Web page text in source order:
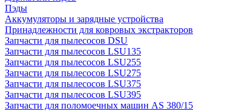
Пэды
Аккумуляторы и зарядные устройства
Принадлежности для ковровых экстракторов
Запчасти для пылесосов DSU
Запчасти для пылесосов LSU135
Запчасти для пылесосов LSU255
Запчасти для пылесосов LSU275
Запчасти для пылесосов LSU375
Запчасти для пылесосов LSU395
Запчасти для поломоечных машин AS 380/15